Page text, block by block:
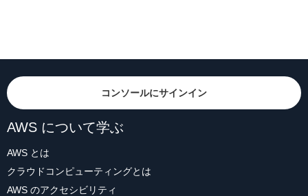
コンソールにサインイン
AWS について学ぶ
AWS とは
クラウドコンピューティングとは
AWS のアクセシビリティ